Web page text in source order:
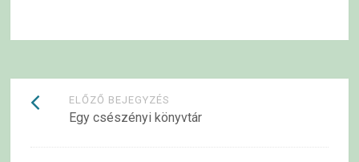
Bejegyzések
navigációja
ELŐZŐ BEJEGYZÉS
Egy csészényi könyvtár